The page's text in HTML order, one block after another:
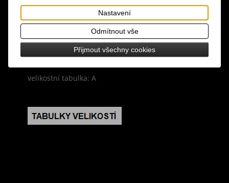
Tisk
materiál: 35% bavlna, 65% polyester
design: černá barva, zapínání na knoflíky, kapuce,
boční kapsy, pásek, kabátek je lemován kožíškem
velikostní tabulka: A
Nastavení
Odmítnout vše
Přijmout všechny cookies